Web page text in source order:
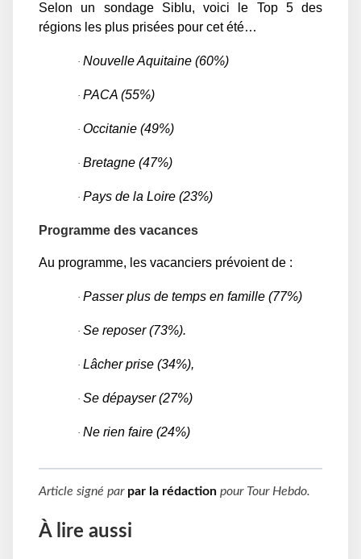
Selon un sondage Siblu, voici le Top 5 des
régions les plus prisées pour cet été…
· Nouvelle Aquitaine (60%)
· PACA (55%)
· Occitanie (49%)
· Bretagne (47%)
· Pays de la Loire (23%)
Programme des vacances
Au programme, les vacanciers prévoient de :
· Passer plus de temps en famille (77%)
· Se reposer (73%).
· Lâcher prise (34%),
· Se dépayser (27%)
· Ne rien faire (24%)
Article signé par par la rédaction pour Tour Hebdo.
À lire aussi